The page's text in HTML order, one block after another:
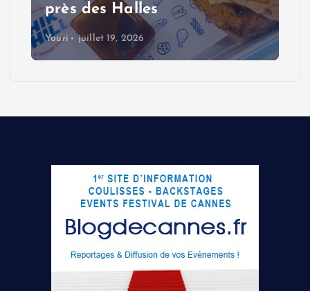
près des Halles
Youri juillet 19, 2026